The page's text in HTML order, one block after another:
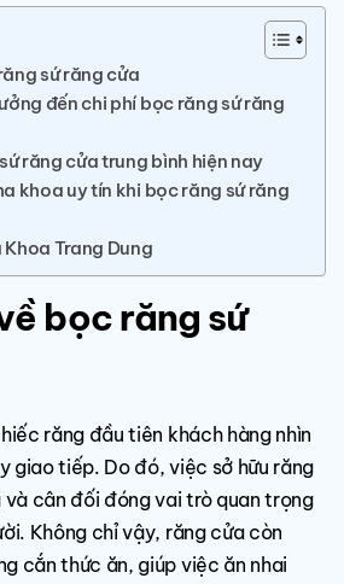
sứ răng cửa
đến chi phí bọc răng sứ răng
răng cửa trung bình hiện nay
khoa uy tín khi bọc răng sứ răng
Trang Dung
bọc răng sứ
răng đầu tiên khách hàng nhìn
giao tiếp. Do đó, việc sở hữu răng
cân đối đóng vai trò quan trọng
Không chỉ vậy, răng cửa còn
cắn thức ăn, giúp việc ăn nhai